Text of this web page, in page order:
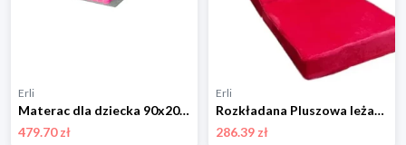
Erli
Materac dla dziecka 90x200 kieszeniowy dziecięcy 14cm Borys Kids H3 średni
479.70 zł
Erli
Rozkładana Pluszowa leżanka krzesło dla dziecka
286.39 zł